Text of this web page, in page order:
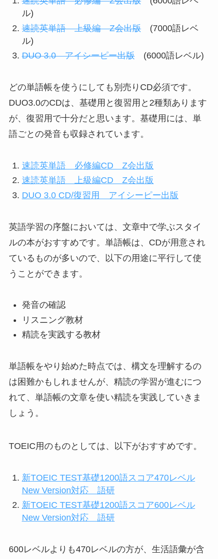
ル)
速読英単語 上級編 Z会出版(7000語レベ
ル)
DUO 3.0 アイシーピー出版(6000語レベル)
どの単語帳を使うにしても別売りCD必須です。
DUO3.0のCDは、基礎用と復習用と2種類あります
が、復習用で十分だと思います。基礎用には、単
語ごとの発音も収録されています。
速読英単語 必修編CD Z会出版
速読英単語 上級編CD Z会出版
DUO 3.0 CD/復習用 アイシーピー出版
英語学習の序盤においては、文章中で学ぶスタイ
ルの本がおすすめです。単語帳は、CDが用意され
ているものが多いので、以下の用途に平行して使
うことができます。
発音の確認
リスニング教材
精読を実践する教材
単語帳をやり始めた時点では、構文を理解するの
は困難かもしれませんが、精読の学習が進むにつ
れて、単語帳の文章を使い精読を実践していきま
しょう。
TOEIC用のものとしては、以下がおすすめです。
新TOEIC TEST基礎1200語スコア470レベル
New Version対応 語研
新TOEIC TEST基礎1200語スコア600レベル
New Version対応 語研
600レベルよりも470レベルの方が、生活語彙が含